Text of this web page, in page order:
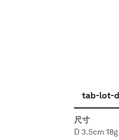
tab-lot-
尺寸
D 3.5cm 18g